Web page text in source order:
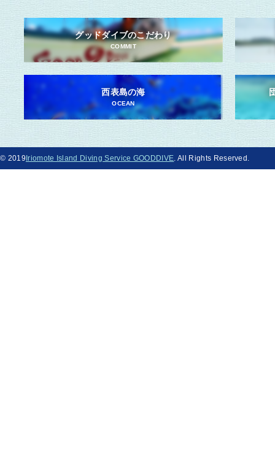
グッドダイブのこだわり
COMMIT
西表島の海
OCEAN
© 2019Iriomote Island Diving Service GOODDIVE . All Rights Reserved.